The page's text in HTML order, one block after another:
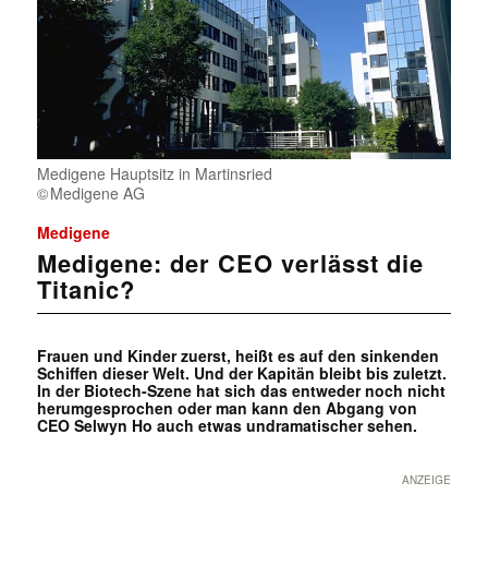
Medigene Hauptsitz in Martinsried
Medigene AG
Medigene
Medigene: der CEO verlässt die
Titanic?
Frauen und Kinder zuerst, heißt es auf den sinkenden
Schiffen dieser Welt. Und der Kapitän bleibt bis zuletzt.
In der Biotech-Szene hat sich das entweder noch nicht
herumgesprochen oder man kann den Abgang von
CEO Selwyn Ho auch etwas undramatischer sehen.
ANZEIGE